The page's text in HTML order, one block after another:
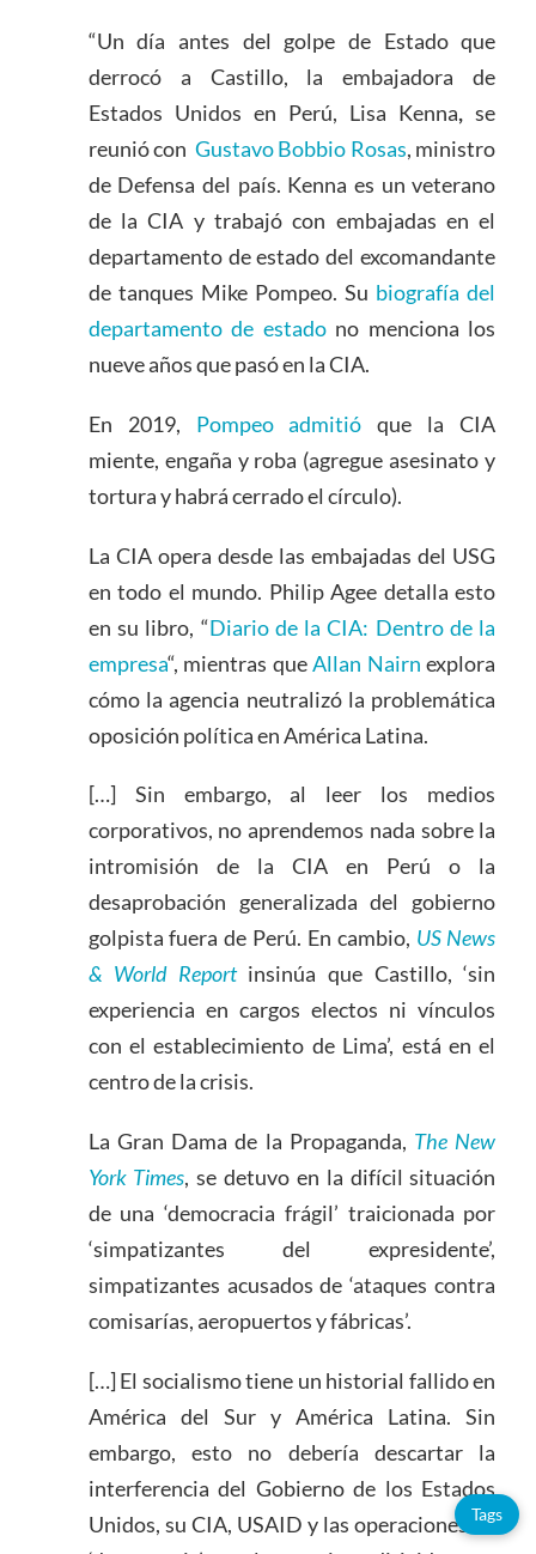
“Un día antes del golpe de Estado que
derrocó a Castillo, la embajadora de
Estados Unidos en Perú, Lisa Kenna, se
reunió con Gustavo Bobbio Rosas, ministro
de Defensa del país. Kenna es un veterano
de la CIA y trabajó con embajadas en el
departamento de estado del excomandante
de tanques Mike Pompeo. Su biografía del
departamento de estadono menciona los
nueve años que pasó en la CIA.
En 2019, Pompeo admitió que la CIA
miente, engaña y roba (agregue asesinato y
tortura y habrá cerrado el círculo).
La CIA opera desde las embajadas del USG
en todo el mundo. Philip Agee detalla esto
en su libro, “Diario de la CIA: Dentro de la
empresa“, mientras queAllan Nairn explora
cómo la agencia neutralizó la problemática
oposición política en América Latina.
[…] Sin embargo, al leer los medios
corporativos, no aprendemos nada sobre la
intromisión de la CIA en Perú o la
desaprobación generalizada del gobierno
golpista fuera de Perú. En cambio, US News
& World Reportinsinúa que Castillo, ‘sin
experiencia en cargos electos ni vínculos
con el establecimiento de Lima’, está en el
centro de la crisis.
La Gran Dama de la Propaganda, The New
York Times, se detuvo en la difícil situación
de una ‘democracia frágil’ traicionada por
‘simpatizantes del expresidente’,
simpatizantes acusados ​​de ‘ataques contra
comisarías, aeropuertos y fábricas’.
[…] El socialismo tiene un historial fallido en
América del Sur y América Latina. Sin
embargo, esto no debería descartar la
interferencia del Gobierno de los Estados
Unidos, su CIA, USAID y las operaciones de
Tags